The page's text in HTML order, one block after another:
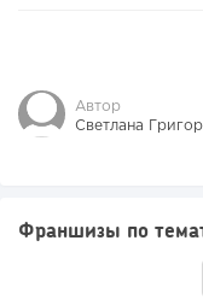
Автор
Светлана
Франшизы по